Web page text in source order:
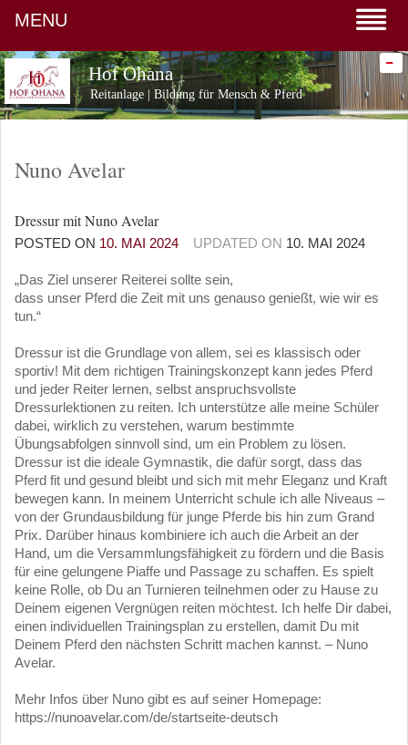
Hof Ohana
Reitanlage | Bildung für Mensch & Pferd
-
Nuno Avelar
Dressur mit Nuno Avelar
POSTED ON 10. MAI 2024 UPDATED ON 10. MAI 2024
„Das Ziel unserer Reiterei sollte sein,
dass unser Pferd die Zeit mit uns genauso genießt, wie wir es
tun.“
Dressur ist die Grundlage von allem, sei es klassisch oder
sportiv! Mit dem richtigen Trainingskonzept kann jedes Pferd
und jeder Reiter lernen, selbst anspruchsvollste
Dressurlektionen zu reiten. Ich unterstütze alle meine Schüler
dabei, wirklich zu verstehen, warum bestimmte
Übungsabfolgen sinnvoll sind, um ein Problem zu lösen.
Dressur ist die ideale Gymnastik, die dafür sorgt, dass das
Pferd fit und gesund bleibt und sich mit mehr Eleganz und Kraft
bewegen kann. In meinem Unterricht schule ich alle Niveaus –
von der Grundausbildung für junge Pferde bis hin zum Grand
Prix. Darüber hinaus kombiniere ich auch die Arbeit an der
Hand, um die Versammlungsfähigkeit zu fördern und die Basis
für eine gelungene Piaffe und Passage zu schaffen. Es spielt
keine Rolle, ob Du an Turnieren teilnehmen oder zu Hause zu
Deinem eigenen Vergnügen reiten möchtest. Ich helfe Dir dabei,
einen individuellen Trainingsplan zu erstellen, damit Du mit
Deinem Pferd den nächsten Schritt machen kannst. – Nuno
Avelar.
Mehr Infos über Nuno gibt es auf seiner Homepage:
https://nunoavelar.com/de/startseite-deutsch
MENU